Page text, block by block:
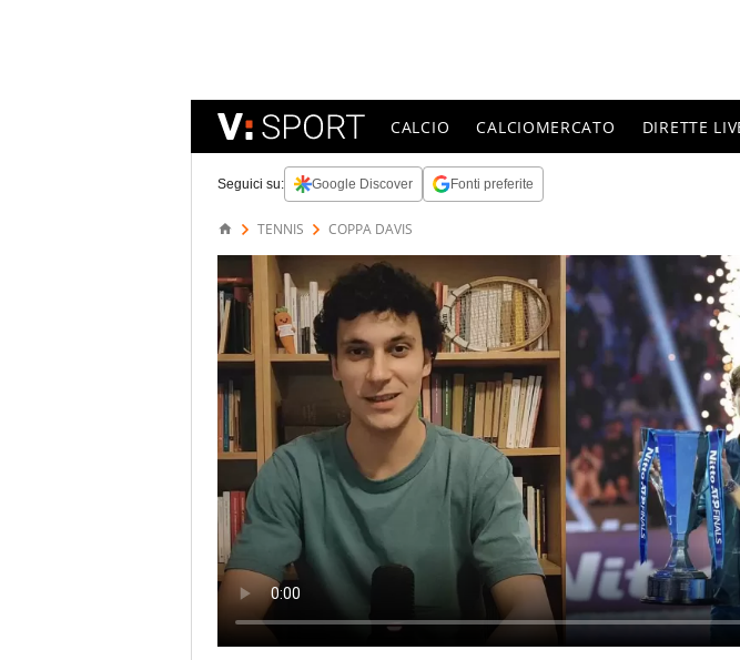
CALCIO CALCIOMERCATO DIRETTE
Seguici su: Google Discover Fonti preferite
TENNIS COPPA DAVIS